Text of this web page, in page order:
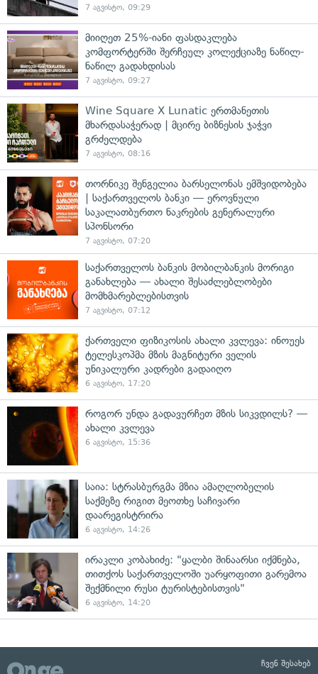
7 აგვისტო, 09:29
მიიღეთ 25%-იანი ფასდაკლება
კომფორტერში შერჩეულ კოლექციაზე ნაწილ-
ნაწილ გადახდისას
7 აგვისტო, 09:27
Wine Square X Lunatic ერთმანეთის
მხარდასაჭერად | მცირე ბიზნესის ჯაჭვი
გრძელდება
7 აგვისტო, 08:16
თორნიკე შენგელია ბარსელონას ემშვიდობება
| საქართველოს ბანკი — ეროვნული
საკალათბურთო ნაკრების გენერალური
სპონსორი
7 აგვისტო, 07:20
საქართველოს ბანკის მობილბანკის მორიგი
განახლება — ახალი შესაძლებლობები
მომხმარებლებისთვის
7 აგვისტო, 07:12
ქართველი ფიზიკოსის ახალი კვლევა: ინოუეს
ტელესკოპმა მზის მაგნიტური ველის
უნიკალური კადრები გადაიღო
6 აგვისტო, 17:20
როგორ უნდა გადავურჩეთ მზის სიკვდილს? —
ახალი კვლევა
6 აგვისტო, 15:36
საია: სტრასბურგმა მზია ამაღლობელის
საქმეზე რიგით მეოთხე საჩივარი
დაარეგისტრირა
6 აგვისტო, 14:26
ირაკლი კობახიძე: "ყალბი შინაარსი იქმნება,
თითქოს საქართველოში უარყოფითი გარემოა
შექმნილი რუსი ტურისტებისთვის"
6 აგვისტო, 14:20
ჩვენ შესახებ